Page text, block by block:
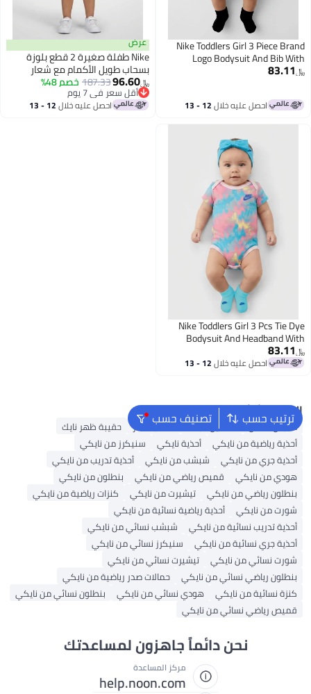
Nike Toddlers Girl 3 Piece Brand
Logo Bodysuit And Bib With
Headband Set, Multicolor
﷼‏ 83.11
احصل عليه خلال 12 - 13
عرض
Nike طفلة صغيرة 2 قطع بلوزة
بسحاب طويل الأكمام مع شعار
الماركة وسروال قصير، رمادي داكن
﷼‏96.60
187.33خصم 48%
أقل سعر في 7 يوم
أقل سعر في 7 يوماحصل عليه خلال 12 - 13
Nike Toddlers Girl 3 Pcs Tie Dye
Bodysuit And Headband With
Booties Set, Multicolor
﷼‏ 83.11
احصل عليه خلال 12 - 13
ترتيب حسب تصنيف حسب البحث الشائع
ملابس اطفال فساتين للبنات حقائب ظهر
حقيبة ظهر نايك
أحذية رياضية من نايكي
أحذية نايكي
سنيكرز من نايكي
أحذية جري من نايكي
شبشب من نايكي
أحذية تدريب من نايكي
هودي من نايكي
قميص رياضي من نايكي
بنطلون من نايكي
بنطلون رياضي من نايكي
تيشيرت من نايكي
كنزات رياضية من نايكي
شورت من نايكي
أحذية رياضية نسائية من نايكي
أحذية تدريب نسائية من نايكي
شبشب نسائي من نايكي
أحذية جري نسائية من نايكي
سنيكرز نسائي من نايكي
شورت نسائي من نايكي
تيشيرت نسائي من نايكي
بنطلون رياضي نسائي من نايكي
حمالات صدر رياضية من نايكي
كنزة نسائية من نايكي
هودي نسائي من نايكي
بنطلون نسائي من نايكي
قميص رياضي نسائي من نايكي
نحن دائماً جاهزون لمساعدتك
مركز المساعدة
help.noon.com